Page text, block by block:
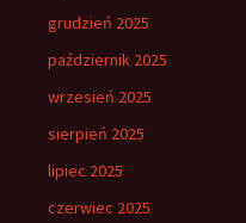
grudzień 2025
październik 2025
wrzesień 2025
sierpień 2025
lipiec 2025
czerwiec 2025